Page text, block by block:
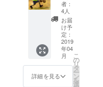
で変更
可能な
ので、
希望支
援額を
設定し
てくだ
さい。
がとう
レター
感謝の
気持ち
を込め
てお手
紙をお
送りし
ます。
者：
4人
お届
け予
定：
2019
年04
月
詳細を見る
こ
の
リ
タ
ー
ン
を
選